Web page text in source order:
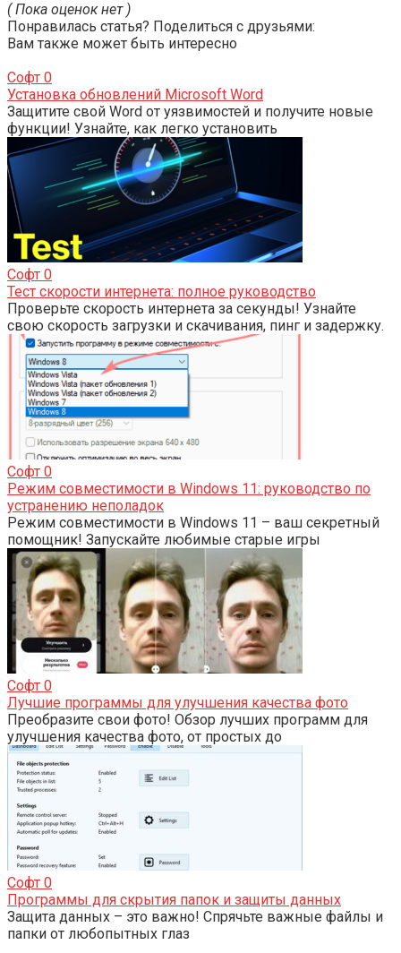
( Пока оценок нет )
Понравилась статья? Поделиться с друзьями:
Вам также может быть интересно
Софт 0
Установка обновлений Microsoft Word
Защитите свой Word от уязвимостей и получите новые
функции! Узнайте, как легко установить
Софт 0
Тест скорости интернета: полное руководство
Проверьте скорость интернета за секунды! Узнайте
свою скорость загрузки и скачивания, пинг и задержку.
Софт 0
Режим совместимости в Windows 11: руководство по
устранению неполадок
Режим совместимости в Windows 11 – ваш секретный
помощник! Запускайте любимые старые игры
Софт 0
Лучшие программы для улучшения качества фото
Преобразите свои фото! Обзор лучших программ для
улучшения качества фото, от простых до
Софт 0
Программы для скрытия папок и защиты данных
Защита данных – это важно! Спрячьте важные файлы и
папки от любопытных глаз